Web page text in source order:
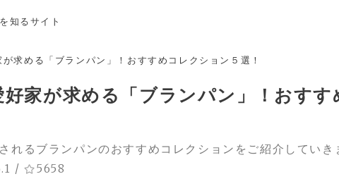
知るサイト
が求める「ブランパン」！おすすめコレクション５選！
好家が求める「ブランパン」！おすす
れるブランパンのおすすめコレクションをご紹介していき
/ 5658